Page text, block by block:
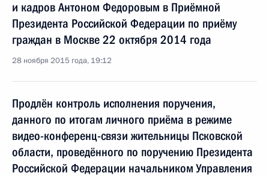
и кадров Антоном Федоровым в Приёмной
Президента Российской Федерации по приёму
граждан в Москве 22 октября 2014 года
28 ноября 2015 года, 19:12
Продлён контроль исполнения поручения,
данного по итогам личного приёма в режиме
видео-конференц-связи жительницы Псковской
области, проведённого по поручению Президента
Российской Федерации начальником Управления